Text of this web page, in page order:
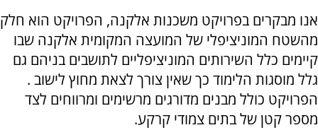
אנו מבקרים בפרויקט משכנות אלקנה, הפרויקט הוא חלק
מהשטח המוניציפלי של המועצה המקומית אלקנה שבו
קיימים כלל השירותים המוניציפליים לתושבים בניהם גם
גלל מוסגות הלימוד כך שאין צורך לצאת מחוץ לישוב .
הפרויקט כולל מבנים מדורגים מרשימים ומרווחים לצד
מספר קטן של בתים צמודי קרקע.